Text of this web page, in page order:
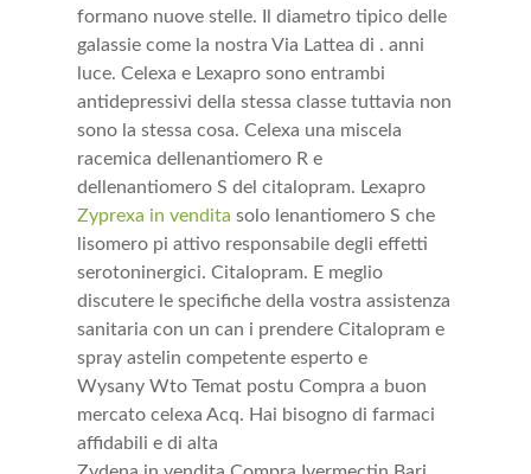
formano nuove stelle. Il diametro tipico delle
galassie come la nostra Via Lattea di . anni
luce. Celexa e Lexapro sono entrambi
antidepressivi della stessa classe tuttavia non
sono la stessa cosa. Celexa una miscela
racemica dellenantiomero R e
dellenantiomero S del citalopram. Lexapro
Zyprexa in vendita solo lenantiomero S che
lisomero pi attivo responsabile degli effetti
serotoninergici. Citalopram. E meglio
discutere le specifiche della vostra assistenza
sanitaria con un can i prendere Citalopram e
spray astelin competente esperto e
Wysany Wto Temat postu Compra a buon
mercato celexa Acq. Hai bisogno di farmaci
affidabili e di alta